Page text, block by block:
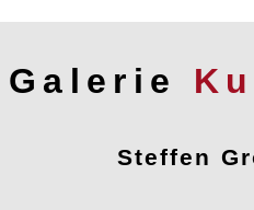
Galerie
Steffen